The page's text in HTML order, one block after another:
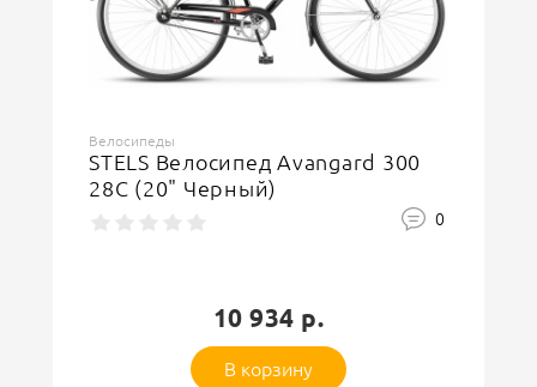
Велосипеды
STELS Велосипед Avangard 300
28C (20" Черный)
0
10 934 р.
В корзину